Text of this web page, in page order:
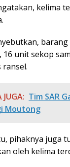
kelima
16 unit sekop
ransel.
JUGA: Tim SAR
Moutong
pihaknya juga
oleh kelima